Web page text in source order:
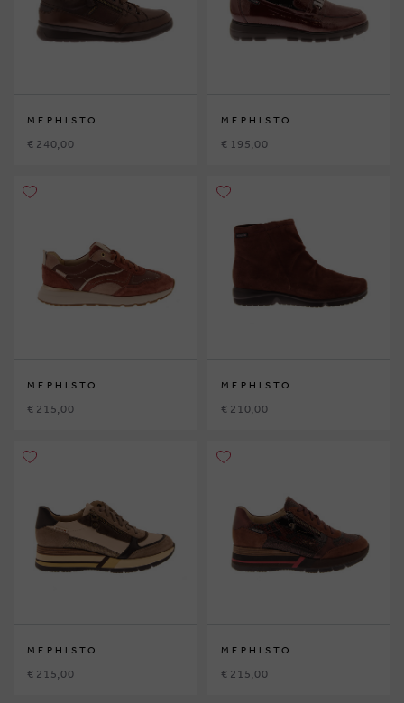
MEPHISTO
€ 240,00
MEPHISTO
€ 195,00
MEPHISTO
€ 215,00
MEPHISTO
€ 210,00
MEPHISTO
€ 215,00
MEPHISTO
€ 215,00